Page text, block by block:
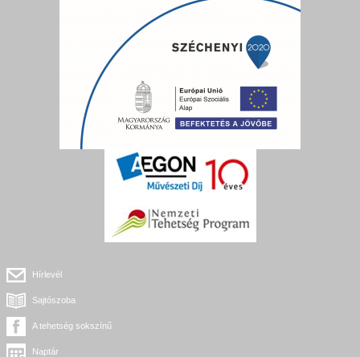
Hírlevél
Sajtószoba
A tehetség sokszínű
Naptár